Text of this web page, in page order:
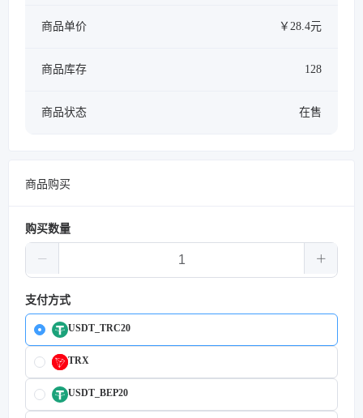
商品单价 ￥28.4元
商品库存 128
商品状态 在售
商品购买
购买数量
支付方式
USDT_TRC20
TRX
USDT_BEP20